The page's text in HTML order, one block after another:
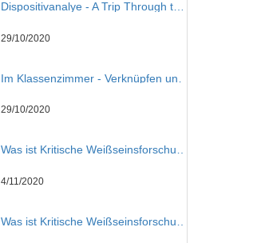
29/10/2020
29/10/2020
4/11/2020